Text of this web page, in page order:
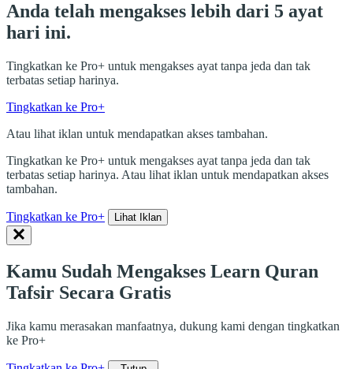
Anda telah mengakses lebih dari 5 ayat
hari ini.
Tingkatkan ke Pro+ untuk mengakses ayat tanpa jeda dan tak
terbatas setiap harinya.
Tingkatkan ke Pro+
Atau lihat iklan untuk mendapatkan akses tambahan.
Tingkatkan ke Pro+ untuk mengakses ayat tanpa jeda dan tak
terbatas setiap harinya. Atau lihat iklan untuk mendapatkan akses
tambahan.
Tingkatkan ke Pro+ Lihat Iklan
Kamu Sudah Mengakses Learn Quran
Tafsir Secara Gratis
Jika kamu merasakan manfaatnya, dukung kami dengan tingkatkan
ke Pro+